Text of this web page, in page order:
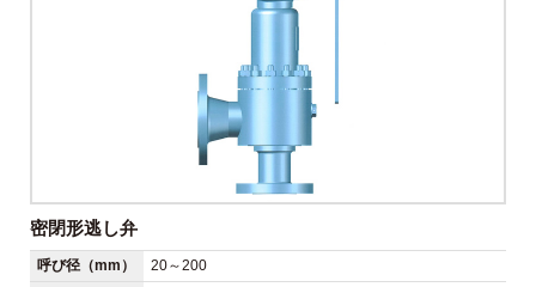
密閉形逃し弁
呼び径（mm） 20～200